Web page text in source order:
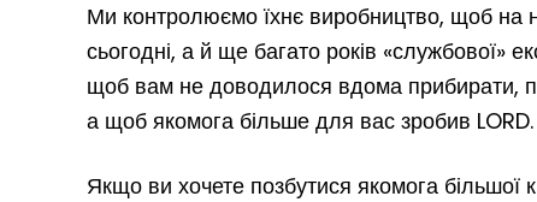
Ми контролюємо їхнє виробництво, щоб
сьогодні, а й ще багато років «службової»
щоб вам не доводилося вдома прибирати,
а щоб якомога більше для вас зробив LORD.
Якщо ви хочете позбутися якомога більшої